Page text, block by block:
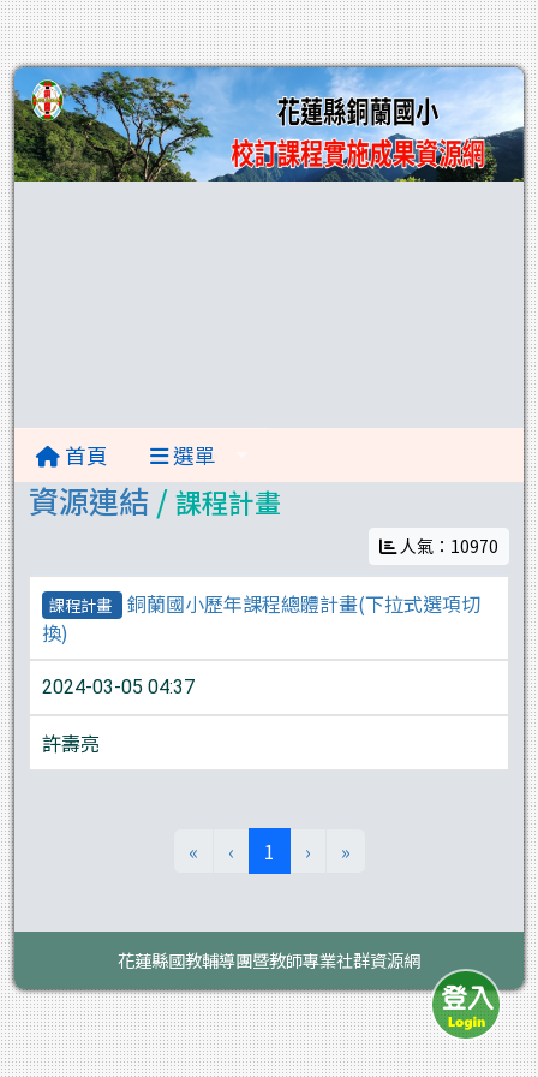
首頁 選單
資源連結 /課程計畫
人氣：10970
課程計畫
銅蘭國小歷年課程總體計畫(下拉式選項切
換)
2024-03-05 04:37
許壽亮
« ‹ 1 (目前頁次)
› »
花蓮縣國教輔導團暨教師專業社群資源網